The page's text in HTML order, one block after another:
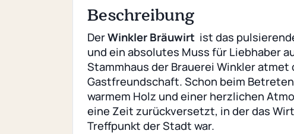
Beschreibung
DerWinkler Bräuwirt ist das
und ein absolutes Muss für Liebhaber
Stammhaus der Brauerei Winkler atmet
Gastfreundschaft. Schon beim
warmem Holz und einer herzlichen
eine Zeit zurückversetzt, in der das
Treffpunkt der Stadt war.